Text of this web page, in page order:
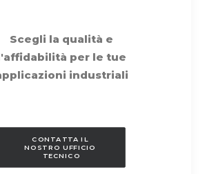
Scegli la qualità e
per le tue
industriali
CONTATTA IL
NOSTRO UFFICIO
TECNICO